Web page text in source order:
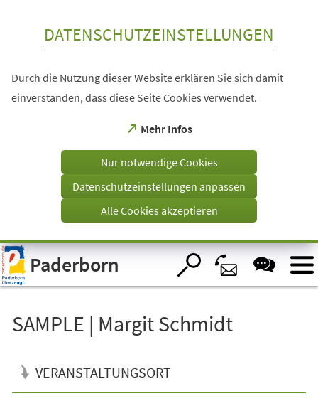
Visuelle
Assistenzsoftware
öffnen.
DATENSCHUTZEINSTELLUNGEN
Durch die Nutzung dieser Website erklären Sie sich damit
einverstanden, dass diese Seite Cookies verwendet.
Mehr Infos
(Öffnet
einem
Tab)
Nur notwendige Cookies
Datenschutzeinstellungen anpassen
Alle Cookies akzeptieren
Paderborn
SAMPLE | Margit Schmidt
VERANSTALTUNGSORT